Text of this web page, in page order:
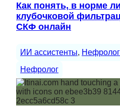
Как понять, в норме
клубочковой
СКФ онлайн
ИИ ассистенты,
Нефролог